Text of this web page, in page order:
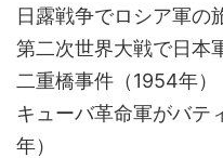
日露戦争でロシア軍の
第二次世界大戦で日本
二重橋事件（1954年）
キューバ革命軍がバテ
年）